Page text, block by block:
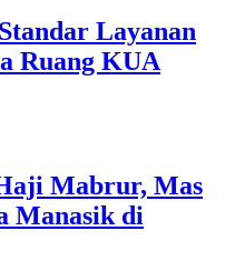
Layanan
Ruang KUA
Mabrur, Mas
Manasik di